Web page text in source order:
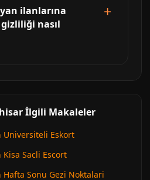
ilanlarına
nasıl
İlgili Makaleler
Universiteli Eskort
Sacli Escort
Sonu Gezi Noktalari